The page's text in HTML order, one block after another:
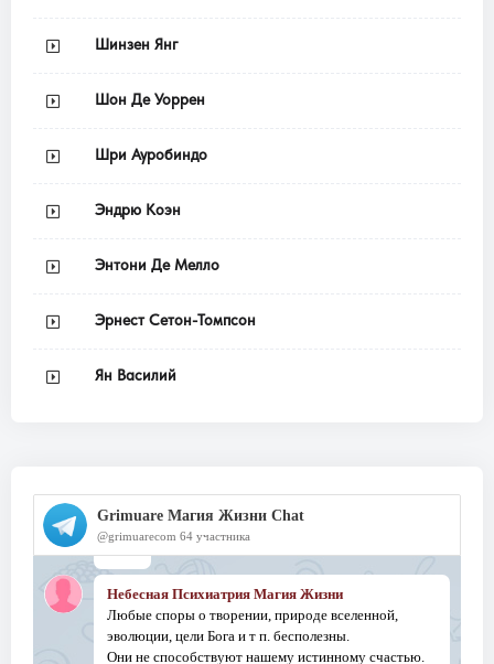
Шинзен Янг
Шон Де Уоррен
Шри Ауробиндо
Эндрю Коэн
Энтони Де Мелло
Эрнест Сетон-Томпсон
Ян Василий